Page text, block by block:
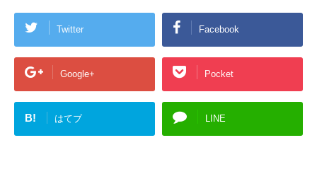
Twitter Facebook
Google+ Pocket
B! はてブ LINE